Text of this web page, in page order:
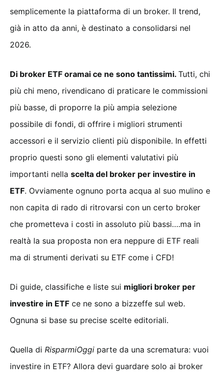
semplicemente la piattaforma di un broker. Il trend,
già in atto da anni, è destinato a consolidarsi nel
2026.
Di broker ETF oramai ce ne sono tantissimi. Tutti, chi
più chi meno, rivendicano di praticare le commissioni
più basse, di proporre la più ampia selezione
possibile di fondi, di offrire i migliori strumenti
accessori e il servizio clienti più disponibile. In effetti
proprio questi sono gli elementi valutativi più
importanti nella scelta del broker per investire in
ETF. Ovviamente ognuno porta acqua al suo mulino e
non capita di rado di ritrovarsi con un certo broker
che prometteva i costi in assoluto più bassi….ma in
realtà la sua proposta non era neppure di ETF reali
ma di strumenti derivati su ETF come i CFD!
Di guide, classifiche e liste sui migliori broker per
investire in ETF ce ne sono a bizzeffe sul web.
Ognuna si base su precise scelte editoriali.
Quella di RisparmiOggi parte da una scrematura: vuoi
investire in ETF? Allora devi guardare solo ai broker